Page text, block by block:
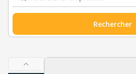
Rechercher